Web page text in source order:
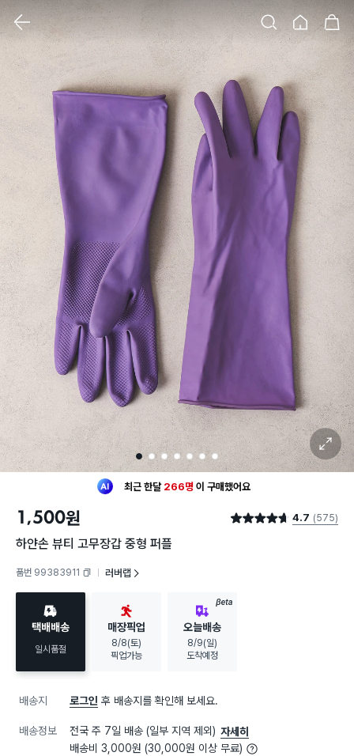
검색 장바구니
클릭 시 이미지 확대 보기 팝업 열림
1 2 3 4 5 6 7
확대 보기
최근 한달266명이구매했어요
30대 여성 이 가장 많이구매했어요
구매했어요
1,500원 별점 4.7점 4.7 (575)
하얀손 뷰티 고무장갑 중형 퍼플
품번 99383911
러버랩
택배배송
일시품절
매장픽업
8/8(토)
픽업가능
BETA
오늘배송
8/9(일)
도착예정
배송지 로그인 후 배송지를 확인해 보세요.
배송정보 전국 주 7일 배송 (일부 지역 제외) 자세히
배송비 3,000원 (30,000원 이상 무료)